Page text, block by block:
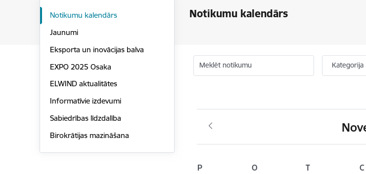
Notikumu kalendārs
Notikumu kalendārs
Jaunumi
Eksporta un inovācijas balva
EXPO 2025 Osaka
ELWIND aktualitātes
Informatīvie izdevumi
Sabiedrības līdzdalība
Birokrātijas mazināšana
Meklēt notikumu Kategorija
P O T C